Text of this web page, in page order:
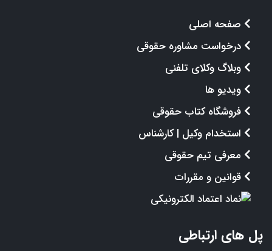
صفحه اصلی
درخواست مشاوره حقوقی
وبلاگ وکلای تلفنی
ویدیو ها
فروشگاه کتاب حقوقی
استخدام وکیل | کارشناس
معرفی تیم حقوقی
قوانین و مقررات
پل های ارتباطی